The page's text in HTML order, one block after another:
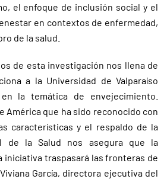
el enfoque de inclusión social y el
en contextos de enfermedad,
de la salud.
de esta investigación nos llena de
a la Universidad de Valparaíso
la temática de envejecimiento.
América que ha sido reconocido con
características y el respaldo de la
de la Salud nos asegura que la
iniciativa traspasará las fronteras de
García, directora ejecutiva del